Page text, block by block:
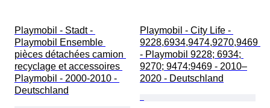
Playmobil - Stadt -
Playmobil Ensemble
pièces détachées camion
recyclage et accessoires
Playmobil - 2000-2010 -
Deutschland
Playmobil - City Life -
9228,6934,9474,9270,9469
- Playmobil 9228; 6934;
9270; 9474:9469 - 2010–
2020 - Deutschland